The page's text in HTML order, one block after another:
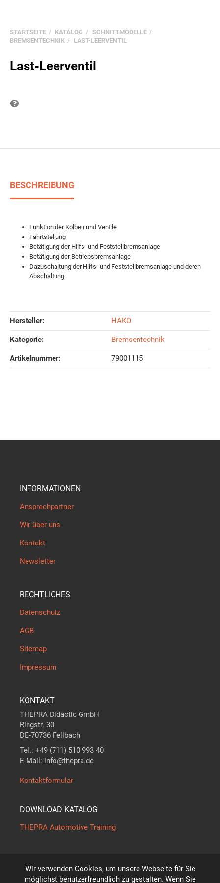
Wir verwenden Cookies, um unsere Webseite für Sie
möglichst benutzerfreundlich zu gestalten. Wenn Sie
STARTSEITE KATALOG
SCHNITTMODELLE
BREMSENTECHNIK
LAST-LEERVENTIL
Last-Leerventil
BESCHREIBUNG
Funktion der Kolben und Ventile
Fahrtstellung
Betätigung der Hilfs- und Feststellbremsanlage
Betätigung der Betriebsbremsanlage
Dazuschaltung der Hilfs- und Feststellbremsanlage und deren
Abschaltung
Hersteller: HAKO
Kategorie: Bremsentechnik
Artikelnummer: 79001115
INFORMATIONEN
Ansprechpartner
Wir über uns
Kontakt
Newsletter
RECHTLICHES
Datenschutz
AGB
Sitemap
Impressum
KONTAKT
THEPRA Didactic GmbH
Ringstr. 30
DE-70736 Fellbach
Tel.: +49 (711) 510 993 40
E-Mail: info@thepra.de
Kontaktformular
DOWNLOAD KATALOG
THEPRA Automotive Training
Der Maßstab inTHEORIE +PRAXIS